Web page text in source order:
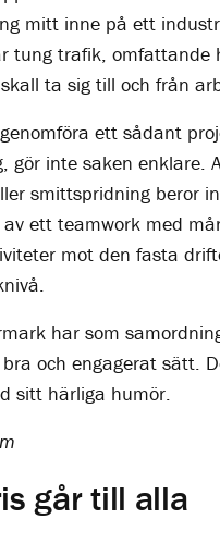
mitt inne på ett
tung trafik, omfattande
ta sig till och från
ett sådant
gör inte saken enklare.
smittspridning beror
ett teamwork med
mot den fasta
har som
och engagerat sätt.
sitt härliga humör.
går till alla